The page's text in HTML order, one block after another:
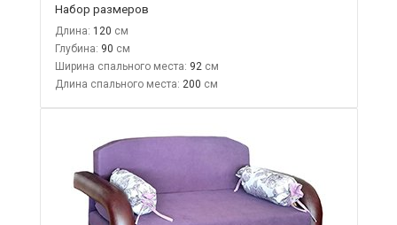
Набор размеров
Длина: 120
Глубина: 90
Ширина спального места: 92
Длина спального места: 200